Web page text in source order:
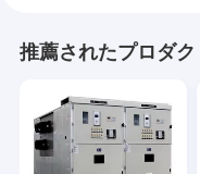
推薦されたプロダク